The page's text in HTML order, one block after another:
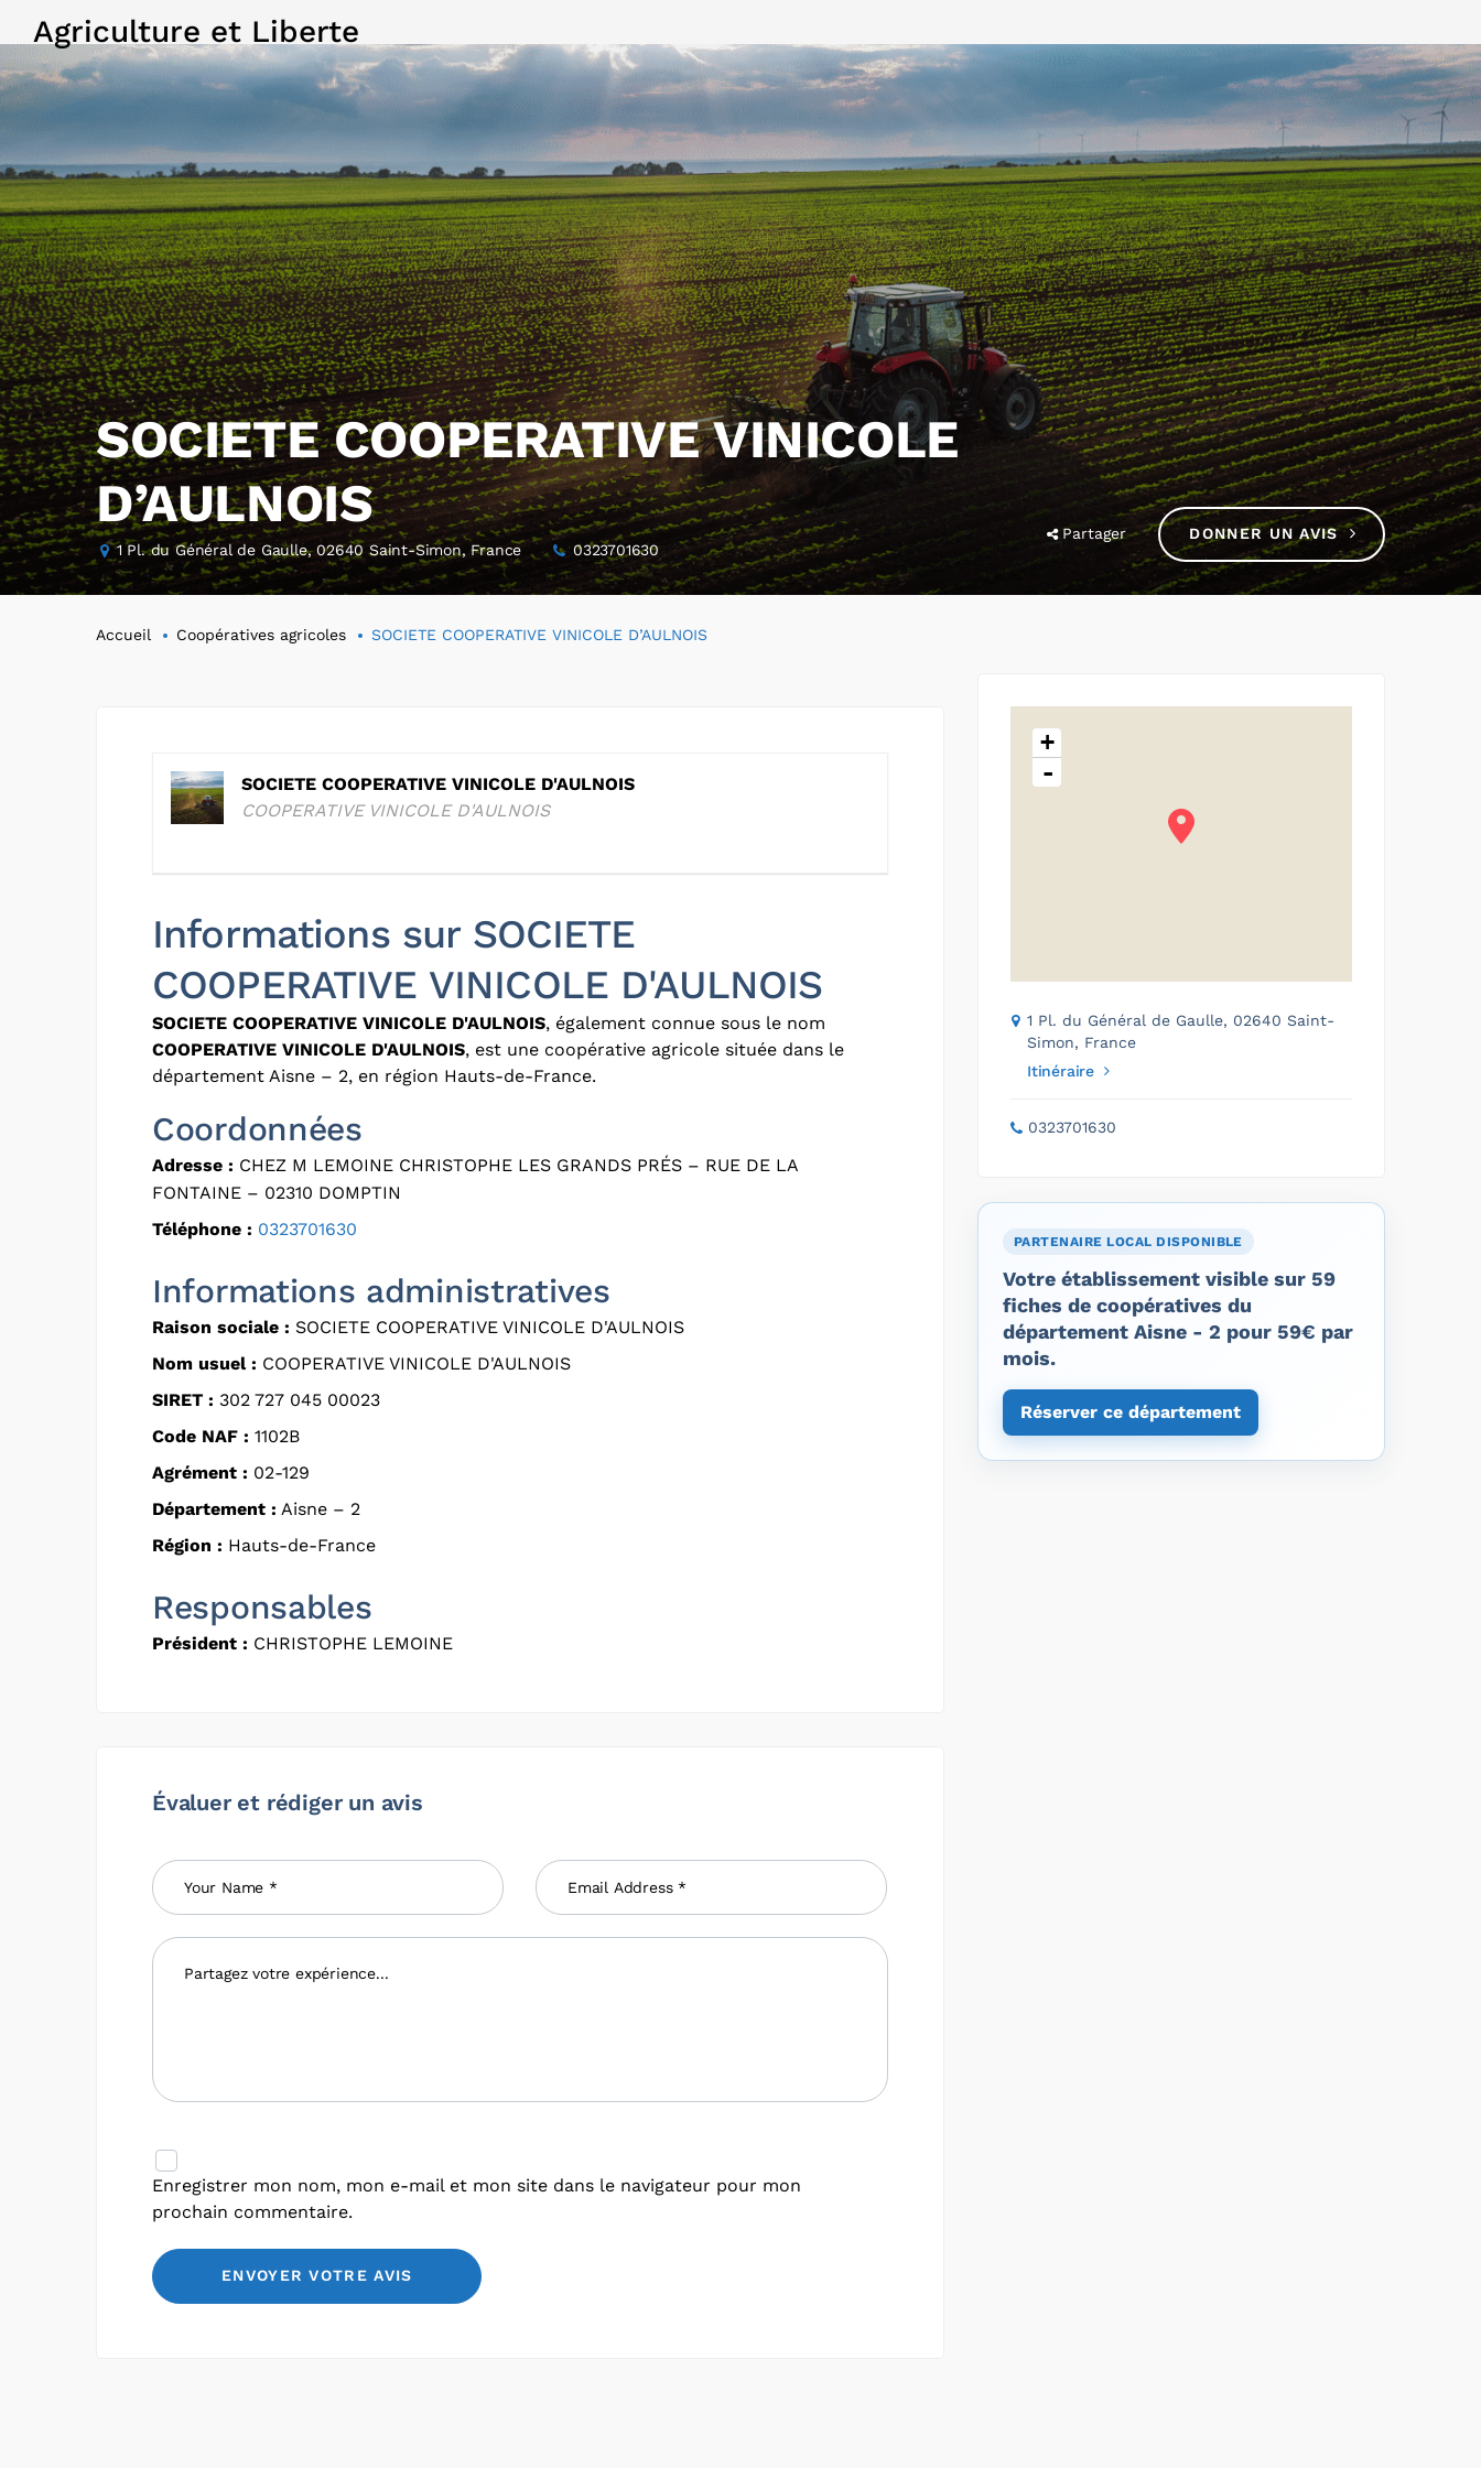
Agriculture et Liberte
SOCIETE COOPERATIVE VINICOLE
D’AULNOIS
1 Pl. du Général de Gaulle, 02640 Saint-Simon, France 0323701630
Partager DONNER UN AVIS
Accueil Coopératives agricoles SOCIETE COOPERATIVE VINICOLE D’AULNOIS
SOCIETE COOPERATIVE VINICOLE D'AULNOIS
COOPERATIVE VINICOLE D'AULNOIS
Informations sur SOCIETE
COOPERATIVE VINICOLE D'AULNOIS
SOCIETE COOPERATIVE VINICOLE D'AULNOIS, également connue sous le nom
COOPERATIVE VINICOLE D'AULNOIS, est une coopérative agricole située dans le
département Aisne – 2, en région Hauts-de-France.
Coordonnées
Adresse : CHEZ M LEMOINE CHRISTOPHE LES GRANDS PRÉS – RUE DE LA
FONTAINE – 02310 DOMPTIN
Téléphone : 0323701630
Informations administratives
Raison sociale : SOCIETE COOPERATIVE VINICOLE D'AULNOIS
Nom usuel : COOPERATIVE VINICOLE D'AULNOIS
SIRET : 302 727 045 00023
Code NAF : 1102B
Agrément : 02-129
Département : Aisne – 2
Région : Hauts-de-France
Responsables
Président : CHRISTOPHE LEMOINE
Évaluer et rédiger un avis
Enregistrer mon nom, mon e-mail et mon site dans le navigateur pour mon
prochain commentaire.
+
-
1 Pl. du Général de Gaulle, 02640 Saint-
Simon, France
Itinéraire
0323701630
PARTENAIRE LOCAL DISPONIBLE
Votre établissement visible sur 59
fiches de coopératives du
département Aisne - 2 pour 59€ par
mois.
Réserver ce département